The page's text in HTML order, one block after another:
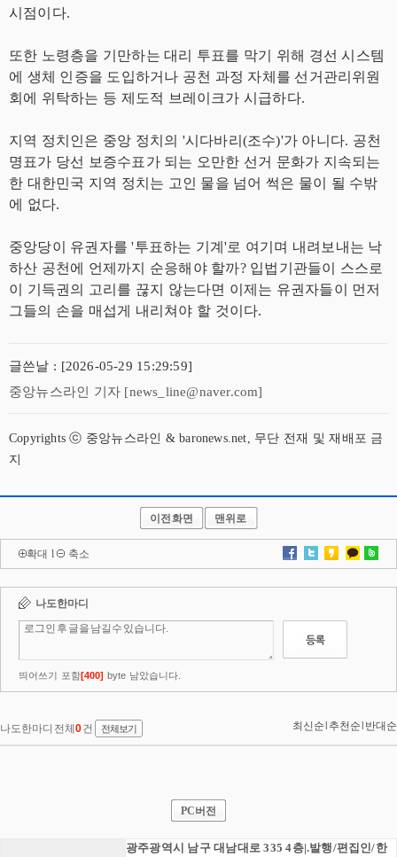
시점이다.
또한 노령층을 기만하는 대리 투표를 막기 위해 경선 시스템
에 생체 인증을 도입하거나 공천 과정 자체를 선거관리위원
회에 위탁하는 등 제도적 브레이크가 시급하다.
지역 정치인은 중앙 정치의 '시다바리(조수)'가 아니다. 공천
명표가 당선 보증수표가 되는 오만한 선거 문화가 지속되는
한 대한민국 지역 정치는 고인 물을 넘어 썩은 물이 될 수밖
에 없다.
중앙당이 유권자를 '투표하는 기계'로 여기며 내려보내는 낙
하산 공천에 언제까지 순응해야 할까? 입법기관들이 스스로
이 기득권의 고리를 끊지 않는다면 이제는 유권자들이 먼저
그들의 손을 매섭게 내리쳐야 할 것이다.
글쓴날 : [2026-05-29 15:29:59]
중앙뉴스라인 기자 [news_line@naver.com]
Copyrights ⓒ 중앙뉴스라인 & baronews.net, 무단 전재 및 재배포 금
지
이전화면 맨위로
확대 l 축소
PC버전
광주광역시 남구 대남대로 335 4층|.발행/편집인/한